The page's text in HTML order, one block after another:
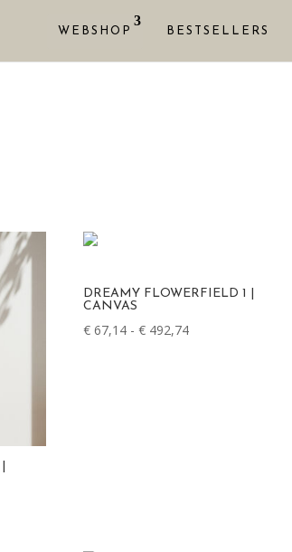
WEBSHOP BESTSELLERS
DREAMY FLOWERFIELD 1 |
CANVAS
€ 67,14 - € 492,74